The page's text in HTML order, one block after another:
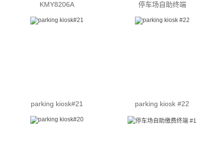
KMY8206A 停车场自助终端
parking kiosk#21 parking kiosk #22